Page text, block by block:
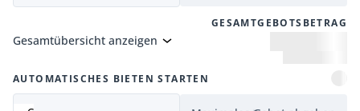
GESAMTGEBOTSBETRAG
Gesamtübersicht anzeigen
AUTOMATISCHES BIETEN STARTEN